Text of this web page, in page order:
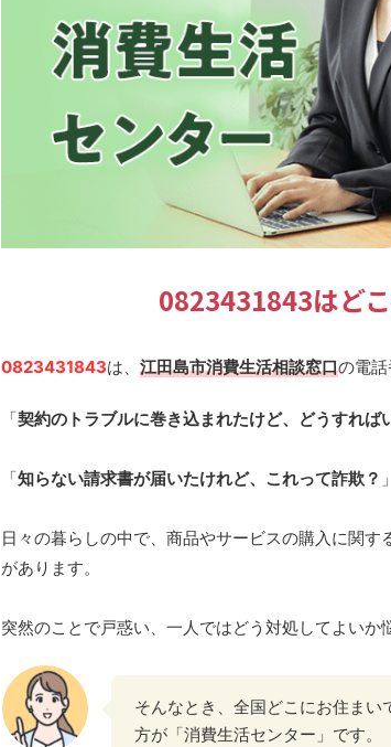
0823431843はど
0823431843は、 江田島市消費生活相談窓口の電話
「契約のトラブルに巻き込まれたけど、どうすれば
「知らない請求書が届いたけれど、これって詐欺？ 」
日々の暮らしの中で、商品やサービスの購入に関
があります。
突然のことで戸惑い、一人ではどう対処してよいか
そんなとき、全国どこにお住ま
方が「消費生活センター」です。